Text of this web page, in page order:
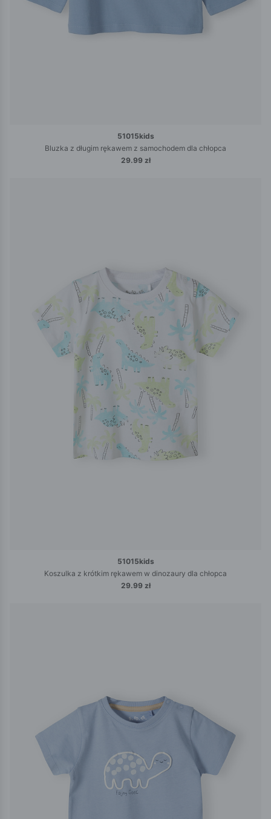
51015kids
Bluzka z długim rękawem z samochodem dla chłopca
29.99 zł
51015kids
Koszulka z krótkim rękawem w dinozaury dla chłopca
29.99 zł